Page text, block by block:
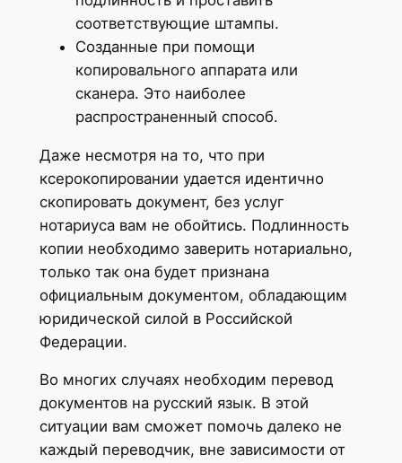
соответствующие штампы.
Созданные при помощи
копировального аппарата или
сканера. Это наиболее
распространенный способ.
Даже несмотря на то, что при
ксерокопировании удается идентично
скопировать документ, без услуг
нотариуса вам не обойтись. Подлинность
копии необходимо заверить нотариально,
только так она будет признана
официальным документом, обладающим
юридической силой в Российской
Федерации.
Во многих случаях необходим перевод
документов на русский язык. В этой
ситуации вам сможет помочь далеко не
каждый переводчик, вне зависимости от